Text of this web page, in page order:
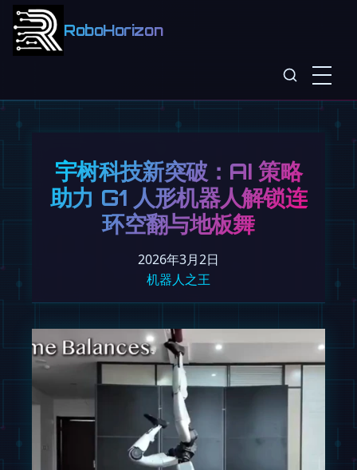
RoboHorizon
宇树科技新突破：AI 策略
助力 G1 人形机器人解锁连
环空翻与地板舞
2026年3月2日
机器人之王